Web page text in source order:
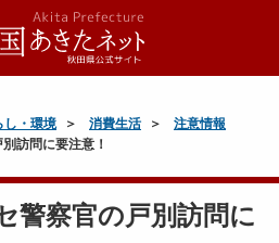
し・環境 消費生活
注意情報
訪問に要注意！
警察官の戸別訪問に